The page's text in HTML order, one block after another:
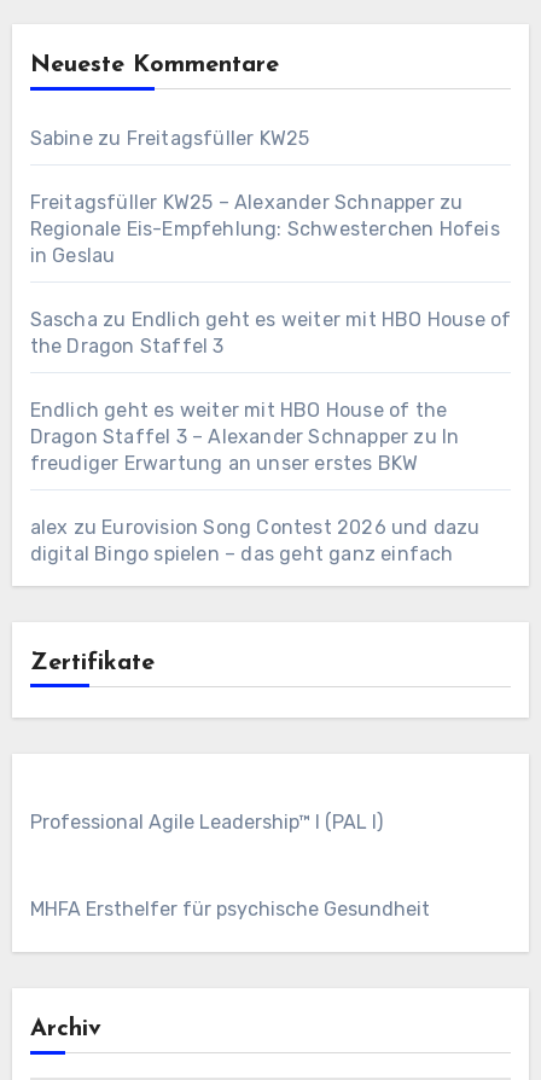
Neueste Kommentare
Sabinezu Freitagsfüller KW25
Freitagsfüller KW25 – Alexander Schnapperzu
Regionale Eis-Empfehlung: Schwesterchen Hofeis
in Geslau
Sascha zu Endlich geht es weiter mit HBO House of
the Dragon Staffel 3
Endlich geht es weiter mit HBO House of the
Dragon Staffel 3 – Alexander Schnapper zu In
freudiger Erwartung an unser erstes BKW
alex zu Eurovision Song Contest 2026 und dazu
digital Bingo spielen – das geht ganz einfach
Zertifikate
Professional Agile Leadership™ I (PAL I)
MHFA Ersthelfer für psychische Gesundheit
Archiv